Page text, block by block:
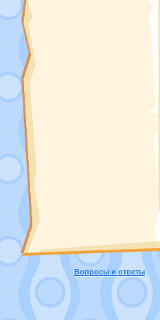
Вопросы и ответы